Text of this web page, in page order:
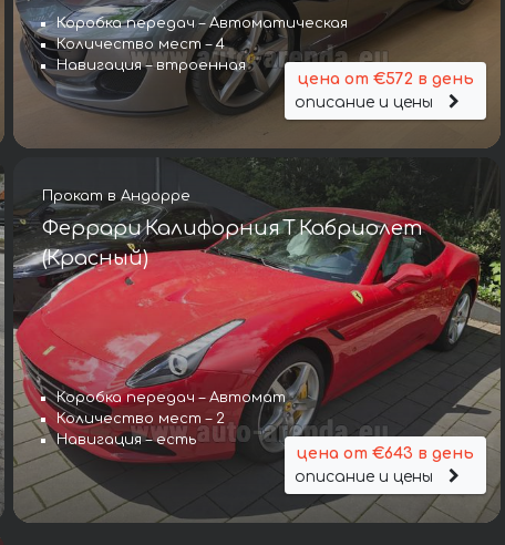
Коробка передач – Автоматическая
Количество мест – 4
Навигация – втроенная
цена от €572 в день
описание и цены
Прокат в Андорре
Феррари Калифорния Т Кабриолет
(Красный)
Коробка передач – Автомат
Количество мест – 2
Навигация – есть
цена от €643 в день
описание и цены